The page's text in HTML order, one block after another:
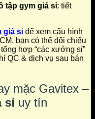
tập gym giá sỉ: tiết
giá sỉ để xem cấu hình
bạn có thể đối chiếu
hợp “các xưởng sỉ”
QC & dịch vụ sau bán
mặc Gavitex –
sỉ uy tín